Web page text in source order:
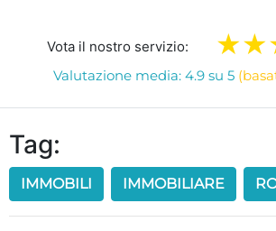
Vota il nostro servizio:
Valutazione media: 4.9 su 5
Tag:
IMMOBILI IMMOBILIARE